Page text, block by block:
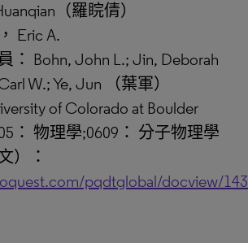
（羅睆倩）
Eric A.
： Bohn, John L.; Jin, Deborah
W.; Ye, Jun （葉軍）
of Colorado at Boulder
： 物理學;0609： 分子物理學
）：
pqdtglobal/docview/